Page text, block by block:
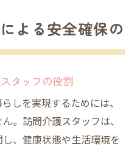
よる安全確保の
タッフの役割
しを実現するためには、
。訪問介護スタッフは、
、健康状態や生活環境を